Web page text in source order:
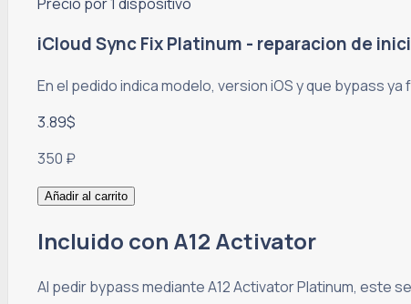
iCloud Sync Fix Platinum - reparacion de
En el pedido indica modelo, version iOS y que bypass ya
3.89$
350 ₽
Añadir al carrito
Incluido con A12 Activator
Al pedir bypass mediante A12 Activator Platinum, este